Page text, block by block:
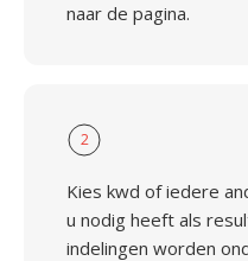
naar de pagina.
2
Kies kwd of iedere
u nodig heeft als
indelingen worden